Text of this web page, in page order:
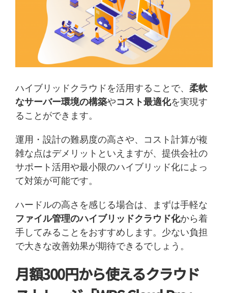
ハイブリッドクラウドを活用することで、 柔軟
なサーバー環境の構築やコスト最適化を実現す
ることができます。
運用・設計の難易度の高さや、コスト計算が複
雑な点はデメリットといえますが、提供会社の
サポート活用や最小限のハイブリッド化によっ
て対策が可能です。
ハードルの高さを感じる場合は、まずは手軽な
ファイル管理のハイブリッドクラウド化から着
手してみることをおすすめします。少ない負担
で大きな改善効果が期待できるでしょう。
月額300円から使えるクラウド